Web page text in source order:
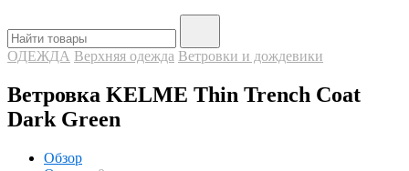
ОДЕЖДА Верхняя одежда Ветровки и дождевики
Ветровка KELME Thin Trench Coat
Dark Green
Обзор